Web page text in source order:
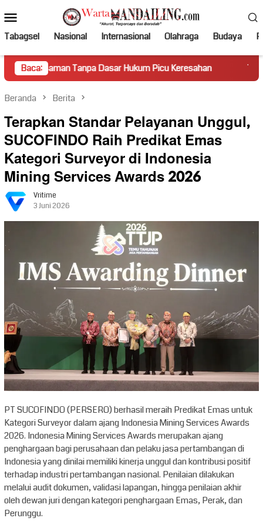
ke
kontenMobile
Tabagsel Nasional Internasional Olahraga Budaya
Baca:
Tanpa Dasar Hukum Picu Keresahan Truk Miring
Beranda Berita
Terapkan Standar Pelayanan Unggul,
SUCOFINDO Raih Predikat Emas
Kategori Surveyor di Indonesia
Mining Services Awards 2026
Vritime
3 Juni 2026
PT SUCOFINDO (PERSERO) berhasil meraih Predikat Emas untuk
Kategori Surveyor dalam ajang Indonesia Mining Services Awards
2026. Indonesia Mining Services Awards merupakan ajang
penghargaan bagi perusahaan dan pelaku jasa pertambangan di
Indonesia yang dinilai memiliki kinerja unggul dan kontribusi positif
terhadap industri pertambangan nasional. Penilaian dilakukan
melalui audit dokumen, validasi lapangan, hingga penilaian akhir
oleh dewan juri dengan kategori penghargaan Emas, Perak, dan
Perunggu.